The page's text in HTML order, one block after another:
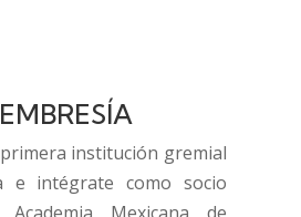
institución gremial
e intégrate como socio
Mexicana de